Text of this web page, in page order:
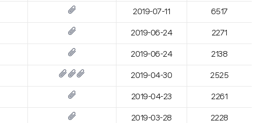
2019-07-11 6517
2019-06-24 2271
2019-06-24 2138
2019-04-30 2525
2019-04-23 2261
2019-03-28 2228